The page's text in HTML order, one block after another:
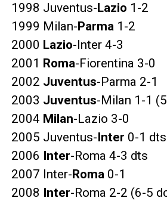
1998 Juventus- Lazio 1-2
1999 Milan- Parma1-2
2000 Lazio-Inter 4-3
2001 Roma-Fiorentina 3-0
2002 Juventus-Parma 2-1
2003 Juventus-Milan 1-1
2004 Milan-Lazio 3-0
2005 Juventus- Inter 0-1 dts
2006 Inter-Roma 4-3 dts
2007 Inter- Roma 0-1
2008 Inter-Roma 2-2 (6-5